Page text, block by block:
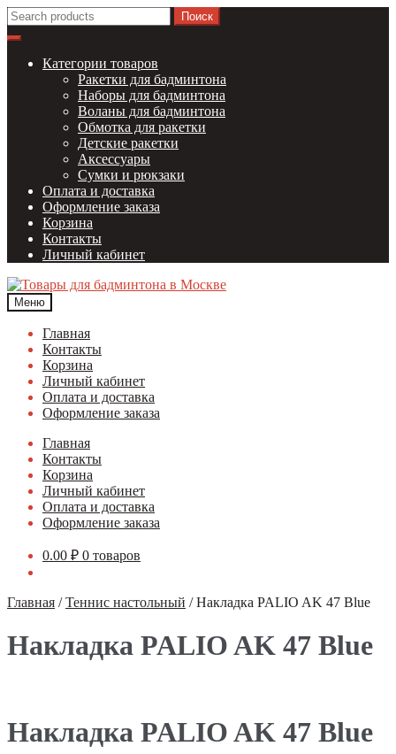
Перейти
к
навигации
Перейти
к
содержимому
Найти:
Категории товаров
Ракетки для бадминтона
Наборы для бадминтона
Воланы для бадминтона
Обмотка для ракетки
Детские ракетки
Аксессуары
Сумки и рюкзаки
Оплата и доставка
Оформление заказа
Корзина
Контакты
Личный кабинет
Меню
Главная
Контакты
Корзина
Личный кабинет
Оплата и доставка
Оформление заказа
Главная
Контакты
Корзина
Личный кабинет
Оплата и доставка
Оформление заказа
0.00 ₽ 0 товаров
Главная /Теннис настольный /Накладка PALIO AK 47 Blue
Накладка PALIO AK 47 Blue
Накладка PALIO AK 47 Blue